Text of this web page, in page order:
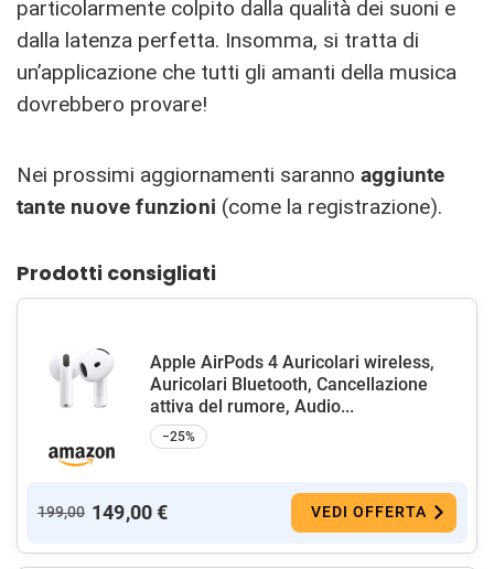
particolarmente colpito dalla qualità dei suoni e
dalla latenza perfetta. Insomma, si tratta di
un’applicazione che tutti gli amanti della musica
dovrebbero provare!
Nei prossimi aggiornamenti saranno aggiunte
tante nuove funzioni (come la registrazione).
Prodotti consigliati
Apple AirPods 4 Auricolari wireless,
Auricolari Bluetooth, Cancellazione
attiva del rumore, Audio...
−25%
199,00 149,00 € VEDI OFFERTA